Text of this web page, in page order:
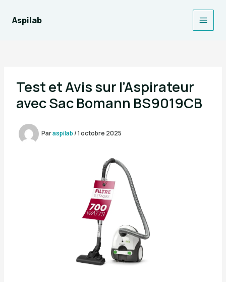
contenu
Aspilab
Main
Test et Avis sur l’Aspirateur
avec Sac Bomann BS9019CB
Paraspilab/1 octobre 2025